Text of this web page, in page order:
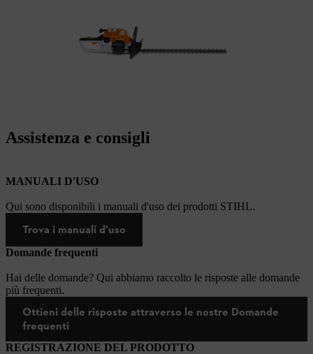
Assistenza e consigli
MANUALI D'USO
Qui sono disponibili i manuali d'uso dei prodotti STIHL.
Trova i manuali d'uso
Domande frequenti
Hai delle domande? Qui abbiamo raccolto le risposte alle domande
più frequenti.
Ottieni delle risposte attraverso le nostre Domande
frequenti
REGISTRAZIONE DEL PRODOTTO